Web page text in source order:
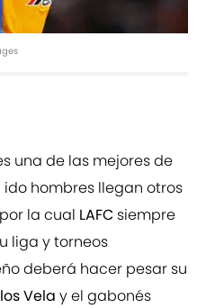
una de las mejores de
ido hombres llegan otros
la cual LAFC siempre
liga y torneos
deberá hacer pesar su
Vela y el gabonés